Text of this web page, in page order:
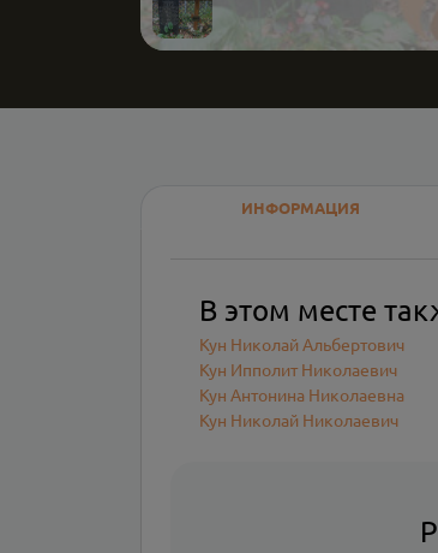
ИНФОРМАЦИЯ
В этом месте
Кун Николай Альбертович
Кун Ипполит Николаевич
Кун Антонина Николаевна
Кун Николай Николаевич